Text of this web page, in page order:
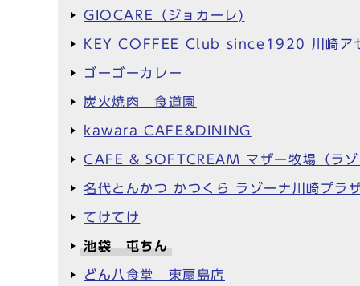
GIOCARE（ジョカーレ)
KEY COFFEE Club since1920 川崎アゼ
ゴーゴーカレー
炭火焼肉 食道園
kawara CAFE&DINING
CAFE & SOFTCREAM マザー牧場（ラゾ
名代とんかつ かつくら ラゾーナ川崎プラ
てけてけ
池袋 屯ちん
どん八食堂 東扇島店